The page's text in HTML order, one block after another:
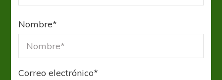
Nombre*
Correo electrónico*